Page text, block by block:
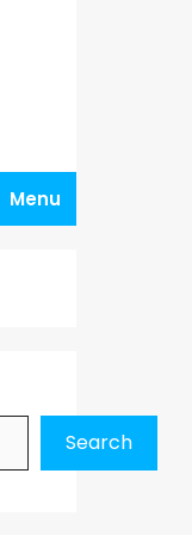
Menu
Search